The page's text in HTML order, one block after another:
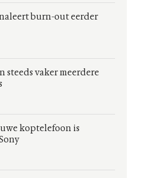
burn-out eerder
steeds vaker meerdere
koptelefoon is